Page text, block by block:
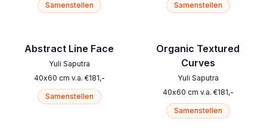
Samenstellen
Abstract Line Face
Yuli Saputra
40x60 cm v.a. €181,-
Samenstellen
Samenstellen
Organic Textured
Curves
Yuli Saputra
40x60 cm v.a. €181,-
Samenstellen